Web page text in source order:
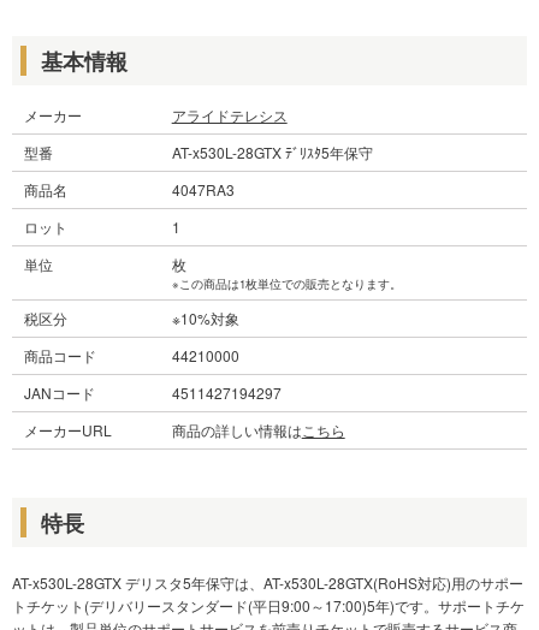
基本情報
メーカー
アライドテレシス
型番
AT-x530L-28GTX ﾃﾞﾘｽﾀ5年保守
商品名
4047RA3
ロット
1
単位
枚
※この商品は1枚単位での販売となります。
税区分
※10%対象
商品コード
44210000
JANコード
4511427194297
メーカーURL
商品の詳しい情報は こちら
特長
AT-x530L-28GTX デリスタ5年保守は、AT-x530L-28GTX(RoHS対応)用のサポー
トチケット(デリバリースタンダード(平日9:00～17:00)5年)です。サポートチケ